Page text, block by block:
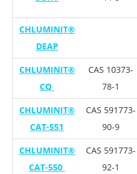
CHLUMINIT®
DEAP
CHLUMINIT®
CQ
CAS 10373-
78-1
CHLUMINIT®
CAT-551
CAS 591773-
90-9
CHLUMINIT®
CAT-550
CAS 591773-
92-1